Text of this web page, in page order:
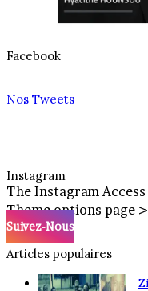
Facebook
Nos Tweets
Instagram
The Instagram
Theme options page
Suivez-Nous
Articles populaires